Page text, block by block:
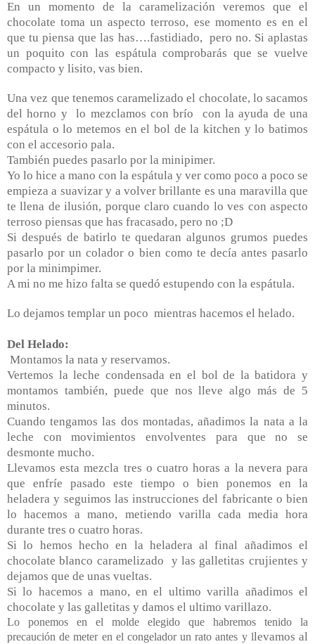
En un momento de la caramelización veremos que el
chocolate toma un aspecto terroso, ese momento es en el
que tu piensa que las has….fastidiado, pero no. Si aplastas
un poquito con las espátula comprobarás que se vuelve
compacto y lisito, vas bien.
Una vez que tenemos caramelizado el chocolate, lo sacamos
del horno y
lo mezclamos con brío
con la ayuda de una
espátula o lo metemos en el bol de la kitchen y lo batimos
con el accesorio pala.
También puedes pasarlo por la minipimer.
Yo lo hice a mano con la espátula y ver como poco a poco se
empieza a suavizar y a volver brillante es una maravilla que
te llena de ilusión, porque claro cuando lo ves con aspecto
terroso piensas que has fracasado, pero no ;D
Si después de batirlo te quedaran algunos grumos puedes
pasarlo por un colador o bien como te decía antes pasarlo
por la minimpimer.
A mi no me hizo falta se quedó estupendo con la espátula.
Lo dejamos templar un poco mientras hacemos el helado.
Del Helado:
Montamos la nata y reservamos.
Vertemos la leche condensada en el bol de la batidora y
montamos también, puede que nos lleve algo más de 5
minutos.
Cuando tengamos las dos montadas, añadimos la nata a la
leche con movimientos envolventes para que no se
desmonte mucho.
Llevamos esta mezcla tres o cuatro horas a la nevera para
que enfríe pasado este tiempo o bien ponemos en la
heladera y seguimos las instrucciones del fabricante o bien
lo hacemos a mano, metiendo varilla cada media hora
durante tres o cuatro horas.
Si lo hemos hecho en la heladera al final añadimos el
chocolate blanco caramelizado y las galletitas crujientes y
dejamos que de unas vueltas.
Si lo hacemos a mano, en el ultimo varilla añadimos el
chocolate y las galletitas y damos el ultimo varillazo.
Lo ponemos en el molde elegido que habremos tenido la
precaución de meter en el congelador un rato antes y llevamos al